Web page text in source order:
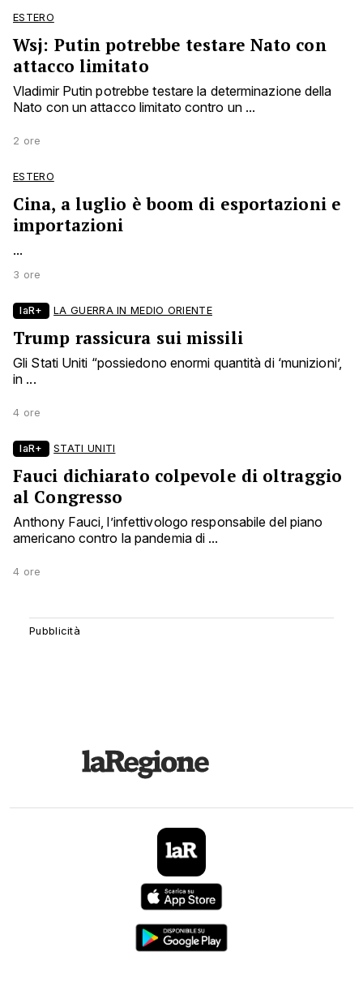
ESTERO
Wsj: Putin potrebbe testare Nato con
attacco limitato
Vladimir Putin potrebbe testare la determinazione della
Nato con un attacco limitato contro un ...
2 ore
ESTERO
Cina, a luglio è boom di esportazioni e
importazioni
...
3 ore
laR+ LA GUERRA IN MEDIO ORIENTE
Trump rassicura sui missili
Gli Stati Uniti “possiedono enormi quantità di ‘munizioni’,
in ...
4 ore
laR+ STATI UNITI
Fauci dichiarato colpevole di oltraggio
al Congresso
Anthony Fauci, l’infettivologo responsabile del piano
americano contro la pandemia di ...
4 ore